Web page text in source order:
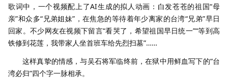
歌词中，一个视频配上了AI生成的拟人动画：白发苍苍的祖国“母
亲”和众多“兄弟姐妹”，在焦急的等待着年少离家的台湾“兄弟”早日
回家。不少网友在视频下留言“看哭了，希望祖国早日统一”“等到高
铁修到花莲，我带家人坐首班车给先烈扫墓”……
这样真挚的情感，与吴石将军临终前，在狱中用鲜血写下的“台
湾必归”四个字一脉相承。